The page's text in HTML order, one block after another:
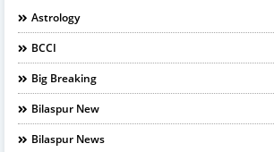
Astrology
BCCI
Big Breaking
Bilaspur New
Bilaspur News